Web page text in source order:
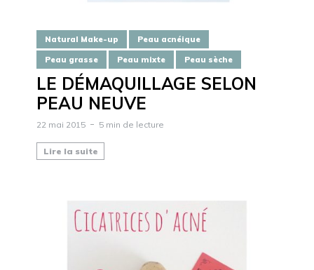
Natural Make-up Peau acnéique
Peau grasse Peau mixte Peau sèche
LE DÉMAQUILLAGE SELON
PEAU NEUVE
22 mai 2015 5 min de lecture
Lire la suite